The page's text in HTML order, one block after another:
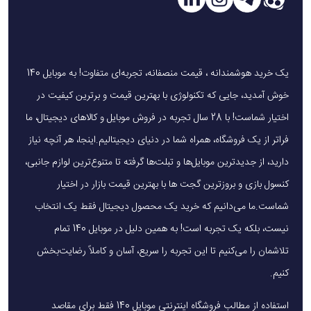
(مانند ویرایش ویدیو یا مرور وب) می‌توانند تاثیر بسزایی در میزان
بماند، اما در استفاده‌های سنگین‌تر این مدت زمان کاهش می‌یابد.
برای بهینه‌سازی عمر باتری، پیشنهاد می‌شود تنظیمات صفحه
نمایش را بر اساس نیاز خود تنظیم کنید و از برنامه‌هایی که باتری را
به طور غیرضروری مصرف می‌کنند، خودداری کنید.
پورت و اتصالات
ایسر Nitro V 15 با مجموعه‌ای کامل از پورت‌ها و اتصالات، نیازهای
یک خرید هوشمندانه ، قیمت منصفانه، تجربه‌ای متفاوت! به موبایل 140
خوش آمدید، جایی که تکنولوژی با بهترین قیمت و برترین کیفیت در
اختیار شماست! با 28 سال تجربه در فروش موبایل و کالاهای دیجیتال، ما
فراتر از یک فروشگاه، همراه شما در دنیای دیجیتالیم.اینجا، هر آنچه نیاز
دارید، از جدیدترین موبایل‌ها و تبلت‌ها گرفته تا متنوع‌ترین لوازم جانبی،
کنسول بازی و بروزترین گجت ها با بهترین قیمت بازار در اختیار
شماست.ما می‌دانیم که خرید یک محصول دیجیتال فقط یک انتخاب
نیست، بلکه یک تجربه است! به همین دلیل در موبایل 140 تمام
تلاشمان را می‌کنیم تا این تجربه را سریع، آسان و کاملاً رضایت‌بخش
کنیم.
استفاده از مطالب فروشگاه اینترنتی موبایل 140 فقط برای مقاصد